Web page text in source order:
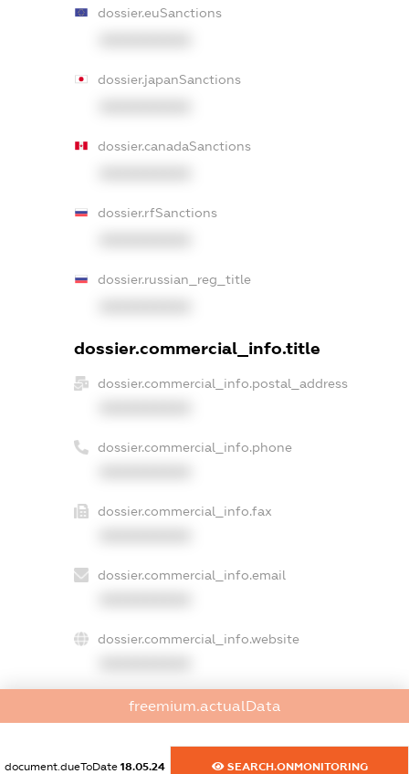
dossier.euSanctions
dossier.japanSanctions
dossier.canadaSanctions
dossier.rfSanctions
dossier.russian_reg_title
dossier.commercial_info.title
dossier.commercial_info.postal_address
dossier.commercial_info.phone
dossier.commercial_info.fax
dossier.commercial_info.email
dossier.commercial_info.website
dossier.commercial_info.activity
XXXXXXXXXX
freemium.actualData
document.dueToDate 18.05.24 SEARCH.ONMONITORING